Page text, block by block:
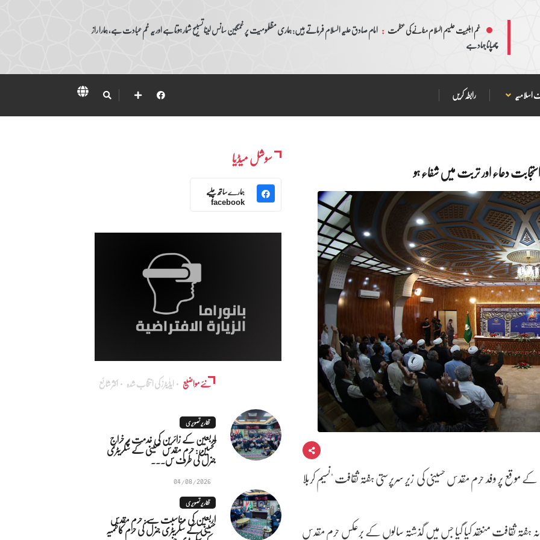
غم اہلبیت علیہم السلام منانے کی عظمت : امام صادق علیہ السلام فرماتے ہیں: ہماری مظلمومیت پر غمگین سانس لینا تسبیح شمار ہوتا ہے اور یہ غم عبادت ہے، ہمارا راز
چھپانا جہاد ہے
اسلامیہ رابطہ کریں
دعاء اور تربت میں شفاء ہو
علیہا کے موقع پر وفد حرم مقدس حسینی کی زیر سرپرستی ہفتہ ثقافت "نسیم کربلا
ہفتہ ثقافت منعقد کیا گیا جس میں گذشتہ سالوں کے برعکس حرم مقدس
سوشل میڈیا
ہمارے ساتھ چلیے
facebook
نئے مواضیع ایڈٰیٹرز کی انتخاب شدہ اکثر شائع
تقاریر تصویری
اربعین کے زائرین کی خدمت پر خراجِ
تحسین: حرم مقدس حسینی کے سکریٹری
جنرل کی طرف س...
04/08/2026
تقاریر تصویری
اربعین کی مناسبت سے: حرم مقدس
حسینی کے سکریٹری جنرل کی حرم کاظمیہ